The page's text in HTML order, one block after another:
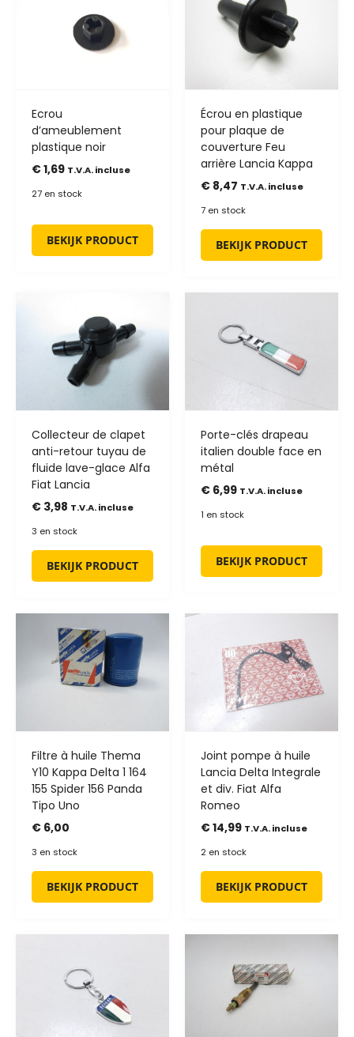
Ecrou
d’ameublement
plastique noir
€1,69 T.V.A. incluse
27 en stock
BEKIJK PRODUCT
Écrou en plastique
pour plaque de
couverture Feu
arrière Lancia Kappa
€ 8,47 T.V.A. incluse
7 en stock
BEKIJK PRODUCT
Collecteur de clapet
anti-retour tuyau de
fluide lave-glace Alfa
Fiat Lancia
€ 3,98 T.V.A. incluse
3 en stock
BEKIJK PRODUCT
Porte-clés drapeau
italien double face en
métal
€ 6,99 T.V.A. incluse
1 en stock
BEKIJK PRODUCT
Filtre à huile Thema
Y10 Kappa Delta 1 164
155 Spider 156 Panda
Tipo Uno
€ 6,00
3 en stock
BEKIJK PRODUCT
Joint pompe à huile
Lancia Delta Integrale
et div. Fiat Alfa
Romeo
€14,99 T.V.A. incluse
2 en stock
BEKIJK PRODUCT